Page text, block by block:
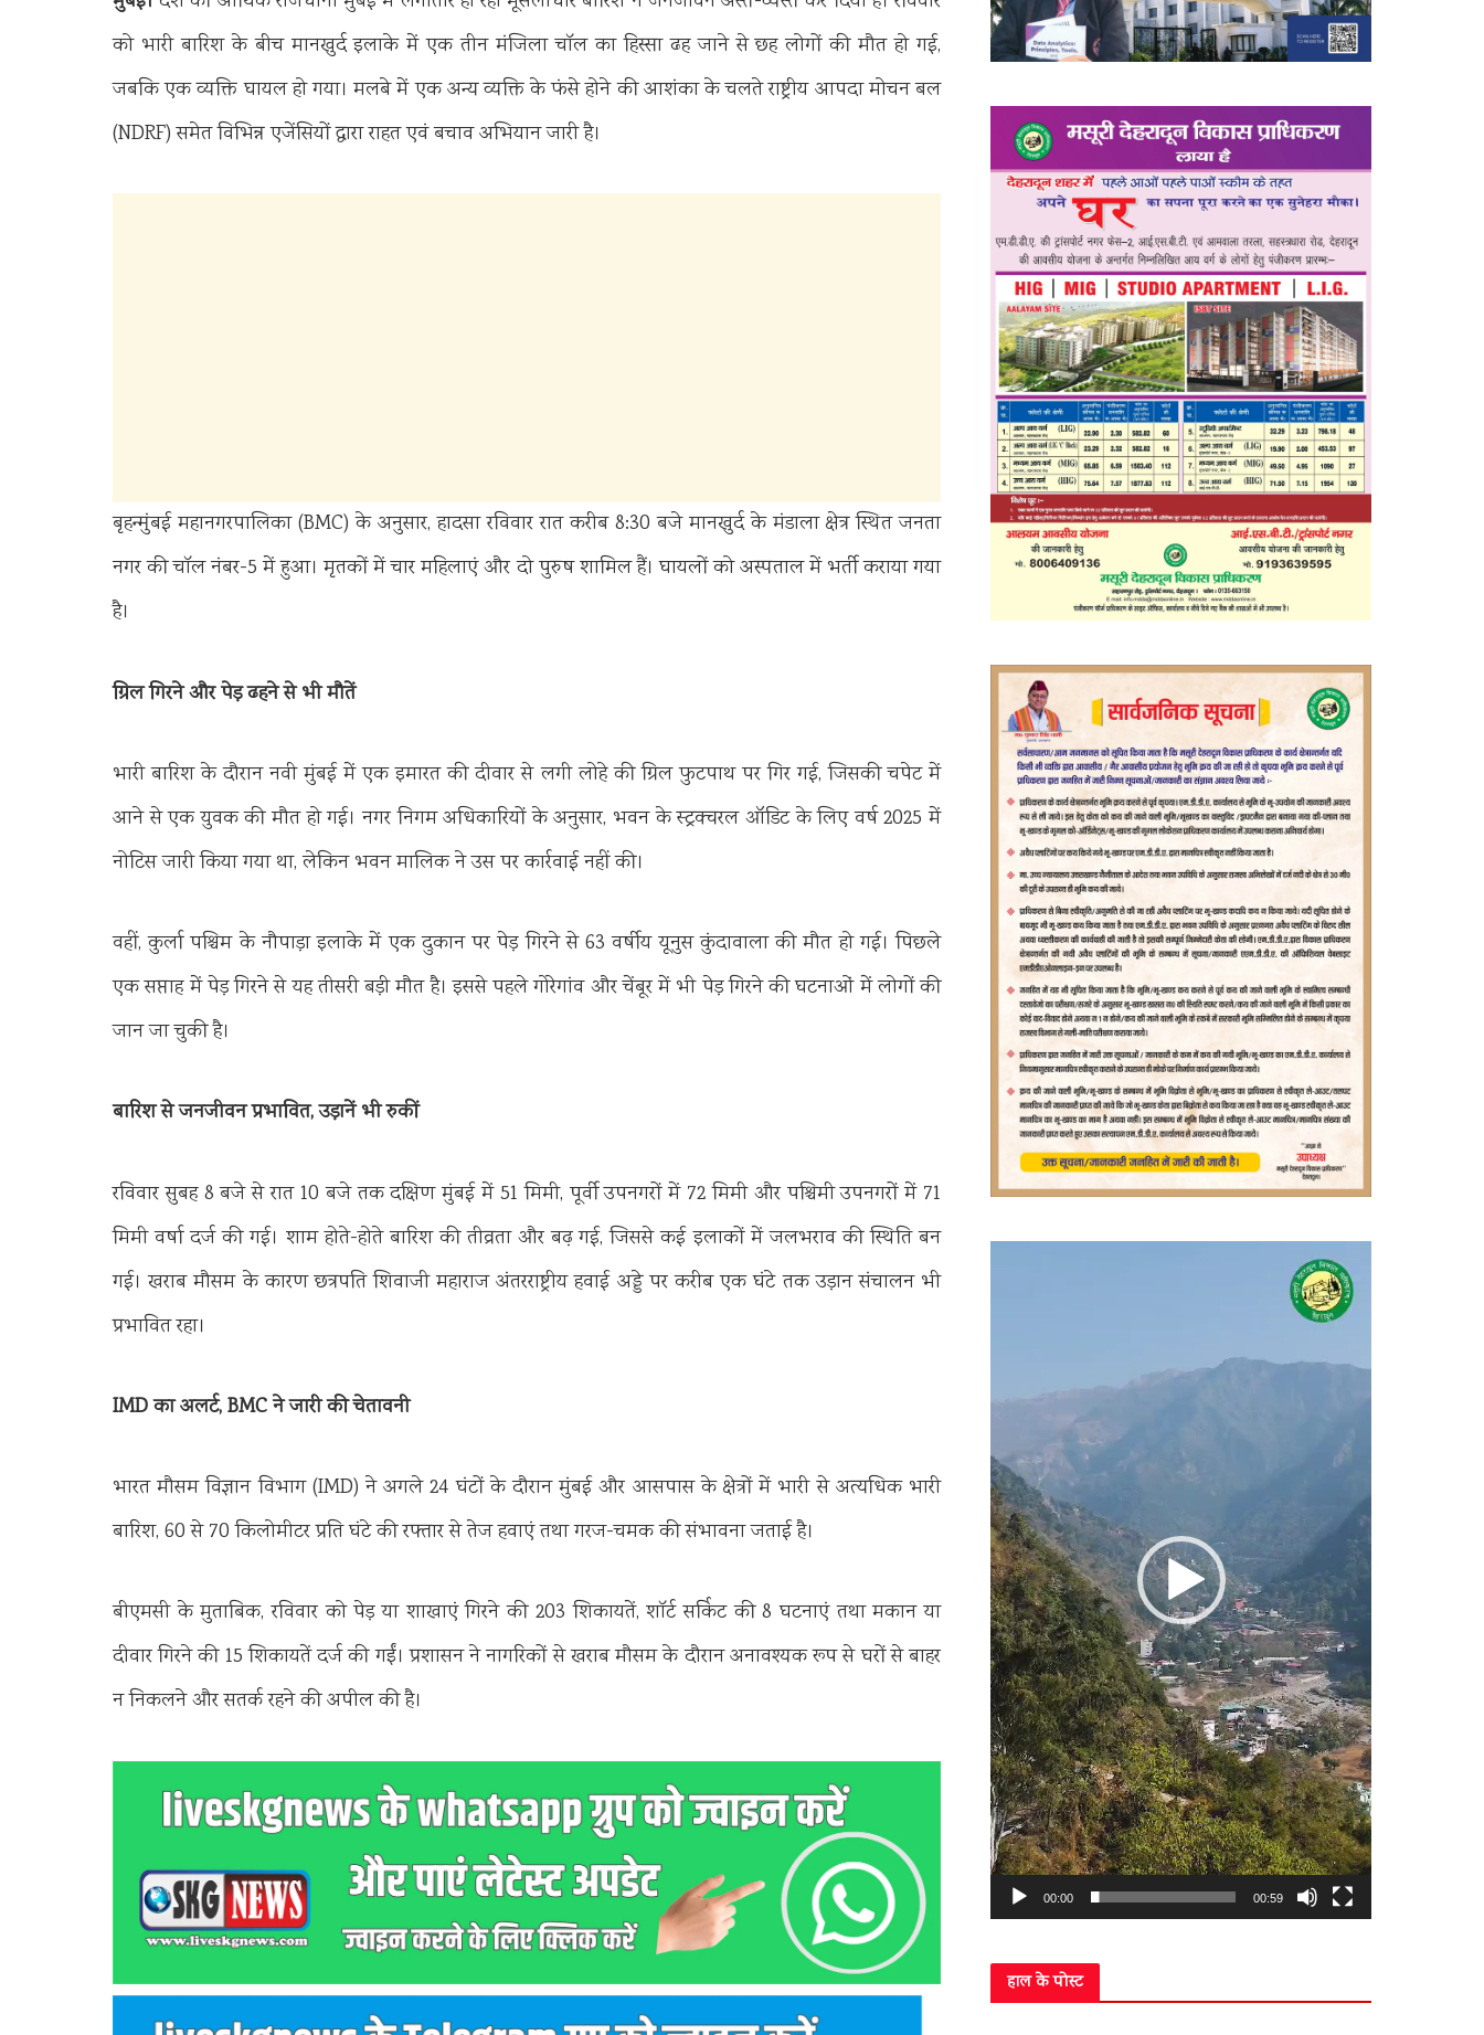
को भारी बारिश के बीच मानखुर्द इलाके में एक तीन मंजिला चॉल का हिस्सा ढह जाने से छह लोगों की मौत हो गई,
जबकि एक व्यक्ति घायल हो गया। मलबे में एक अन्य व्यक्ति के फंसे होने की आशंका के चलते राष्ट्रीय आपदा मोचन बल
(NDRF) समेत विभिन्न एजेंसियों द्वारा राहत एवं बचाव अभियान जारी है।
बृहन्मुंबई महानगरपालिका (BMC) के अनुसार, हादसा रविवार रात करीब 8:30 बजे मानखुर्द के मंडाला क्षेत्र स्थित जनता
नगर की चॉल नंबर-5 में हुआ। मृतकों में चार महिलाएं और दो पुरुष शामिल हैं। घायलों को अस्पताल में भर्ती कराया गया
है।
ग्रिल गिरने और पेड़ ढहने से भी मौतें
भारी बारिश के दौरान नवी मुंबई में एक इमारत की दीवार से लगी लोहे की ग्रिल फुटपाथ पर गिर गई, जिसकी चपेट में
आने से एक युवक की मौत हो गई। नगर निगम अधिकारियों के अनुसार, भवन के स्ट्रक्चरल ऑडिट के लिए वर्ष 2025 में
नोटिस जारी किया गया था, लेकिन भवन मालिक ने उस पर कार्रवाई नहीं की।
वहीं, कुर्ला पश्चिम के नौपाड़ा इलाके में एक दुकान पर पेड़ गिरने से 63 वर्षीय यूनुस कुंदावाला की मौत हो गई। पिछले
एक सप्ताह में पेड़ गिरने से यह तीसरी बड़ी मौत है। इससे पहले गोरेगांव और चेंबूर में भी पेड़ गिरने की घटनाओं में लोगों की
जान जा चुकी है।
बारिश से जनजीवन प्रभावित, उड़ानें भी रुकीं
रविवार सुबह 8 बजे से रात 10 बजे तक दक्षिण मुंबई में 51 मिमी, पूर्वी उपनगरों में 72 मिमी और पश्चिमी उपनगरों में 71
मिमी वर्षा दर्ज की गई। शाम होते-होते बारिश की तीव्रता और बढ़ गई, जिससे कई इलाकों में जलभराव की स्थिति बन
गई। खराब मौसम के कारण छत्रपति शिवाजी महाराज अंतरराष्ट्रीय हवाई अड्डे पर करीब एक घंटे तक उड़ान संचालन भी
प्रभावित रहा।
IMD का अलर्ट, BMC ने जारी की चेतावनी
भारत मौसम विज्ञान विभाग (IMD) ने अगले 24 घंटों के दौरान मुंबई और आसपास के क्षेत्रों में भारी से अत्यधिक भारी
बारिश, 60 से 70 किलोमीटर प्रति घंटे की रफ्तार से तेज हवाएं तथा गरज-चमक की संभावना जताई है।
बीएमसी के मुताबिक, रविवार को पेड़ या शाखाएं गिरने की 203 शिकायतें, शॉर्ट सर्किट की 8 घटनाएं तथा मकान या
दीवार गिरने की 15 शिकायतें दर्ज की गईं। प्रशासन ने नागरिकों से खराब मौसम के दौरान अनावश्यक रूप से घरों से बाहर
न निकलने और सतर्क रहने की अपील की है।
00:00 00:59
हाल के पोस्ट